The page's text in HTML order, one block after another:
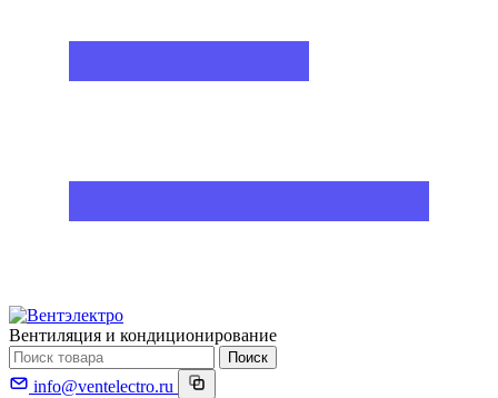
Вентиляция и кондиционирование
Поиск
info@ventelectro.ru